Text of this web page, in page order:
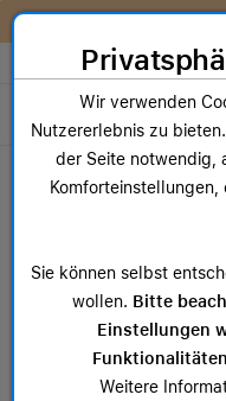
Zum Inhalt springen [AK + 0]
Zum Hauptmenü springen
Zum Widget-Menü rechts
Zum Hauptmenü springen
Zum Hauptmenü (oben
Zum Hauptmenü (unten
Zum Hauptmenü (zentriert)
Zum Meta-Menü oben
Zu den Inhalten im
Store auswählen
Toggle navigation
Dein Warenkorb
Noch keine Artikel im
Wir verwenden
Nutzererlebnis zu
der Seite notwendig,
Sie können selbst
wollen. Bitte
Einstellungen
Weitere